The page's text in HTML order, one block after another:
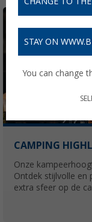
CAMPING
Onze
Ontdek stijlvolle en
extra sfeer op de
STAY ON
You can change